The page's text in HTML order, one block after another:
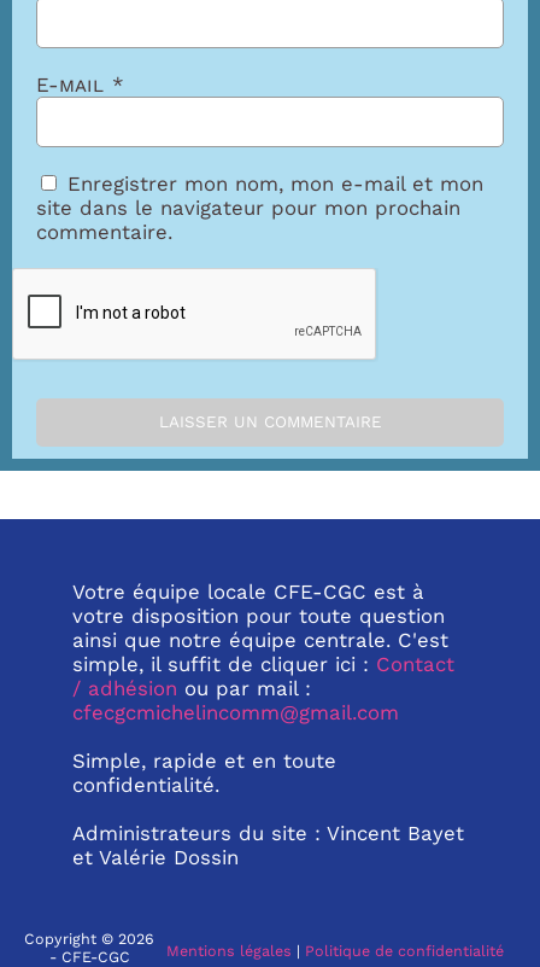
E-mail *
Enregistrer mon nom, mon e-mail et mon
site dans le navigateur pour mon prochain
commentaire.
Votre équipe locale CFE-CGC est à
votre disposition pour toute question
ainsi que notre équipe centrale. C'est
simple, il suffit de cliquer ici : Contact
/ adhésion ou par mail :
cfecgcmichelincomm@gmail.com
Simple, rapide et en toute
confidentialité.
Administrateurs du site : Vincent Bayet
et Valérie Dossin
Mentions légales | Politique de confidentialité
Copyright © 2026
- CFE-CGC